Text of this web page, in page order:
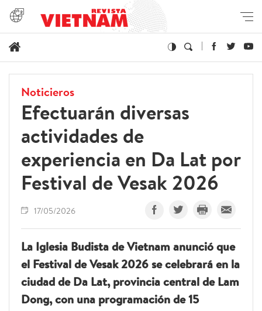
Noticieros
Efectuarán diversas
actividades de
experiencia en Da Lat por
Festival de Vesak 2026
17/05/2026
La Iglesia Budista de Vietnam anunció que
el Festival de Vesak 2026 se celebrará en la
ciudad de Da Lat, provincia central de Lam
Dong, con una programación de 15